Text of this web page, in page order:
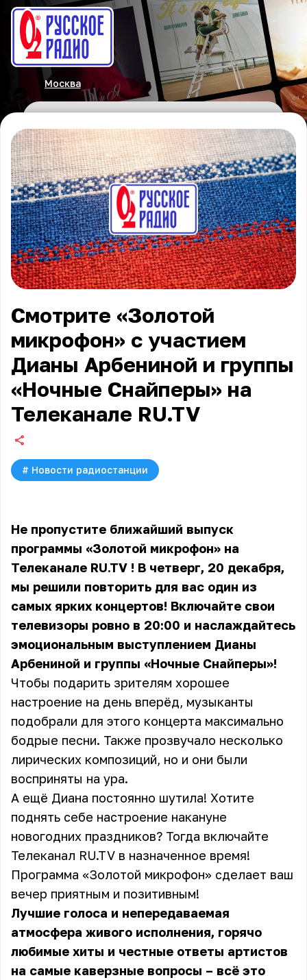
Москва
Смотрите «Золотой
микрофон» с участием
Дианы Арбениной и группы
«Ночные Снайперы» на
Телеканале RU.TV
# Новости радиостанции
Не пропустите ближайший выпуск
программы «Золотой микрофон» на
Телеканале RU.TV ! В четверг, 20 декабря,
мы решили повторить для вас один из
самых ярких концертов! Включайте свои
телевизоры ровно в 20:00 и наслаждайтесь
эмоциональным выступлением Дианы
Арбениной и группы «Ночные Снайперы»!
Чтобы подарить зрителям хорошее
настроение на день вперёд, музыканты
подобрали для этого концерта максимально
бодрые песни. Также прозвучало несколько
лирических композиций, но и они были
восприняты на ура.
А ещё Диана постоянно шутила! Хотите
поднять себе настроение накануне
новогодних праздников? Тогда включайте
Телеканал RU.TV в назначенное время!
Программа «Золотой микрофон» сделает ваш
вечер приятным и позитивным!
Лучшие голоса и непередаваемая
атмосфера живого исполнения, горячо
любимые хиты и честные ответы артистов
на самые каверзные вопросы – всё это